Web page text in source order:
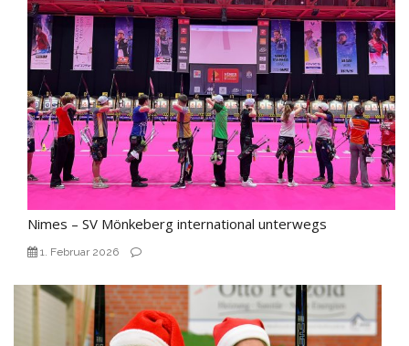
Nimes – SV Mönkeberg international unterwegs
1. Februar 2026